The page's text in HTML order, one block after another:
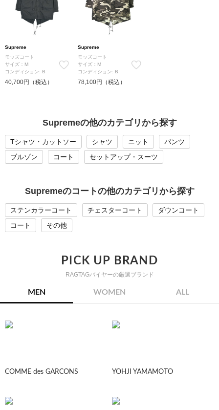
Supreme
モッズコート
サイズ：M
コンディション: B
40,700円（税込）
Supreme
モッズコート
サイズ：M
コンディション: B
78,100円（税込）
Supremeの他のカテゴリから探す
Tシャツ・カットソー シャツ ニット
パンツ
ブルゾン
コート セットアップ・スーツ
Supremeのコートの他のカテゴリから探す
ステンカラーコート チェスターコート
ダウンコート
コート
その他
PICK UP BRAND
RAGTAGバイヤーの厳選ブランド
MEN WOMEN ALL
COMME des GARCONS YOHJI YAMAMOTO